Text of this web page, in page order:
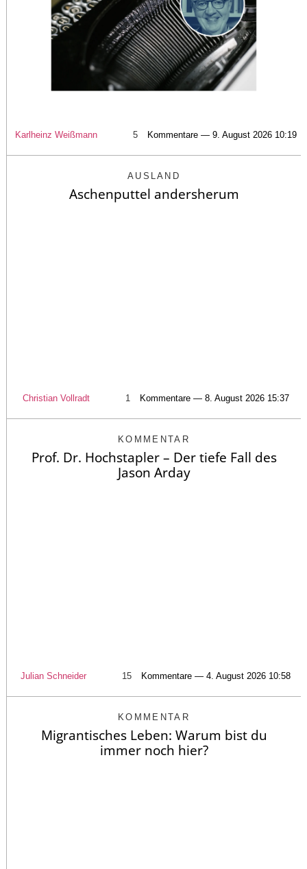
Karlheinz Weißmann 5 Kommentare — 9. August 2026 10:19
AUSLAND
Aschenputtel andersherum
Christian Vollradt 1 Kommentare — 8. August 2026 15:37
KOMMENTAR
Prof. Dr. Hochstapler – Der tiefe Fall des
Jason Arday
Julian Schneider 15 Kommentare — 4. August 2026 10:58
KOMMENTAR
Migrantisches Leben: Warum bist du
immer noch hier?